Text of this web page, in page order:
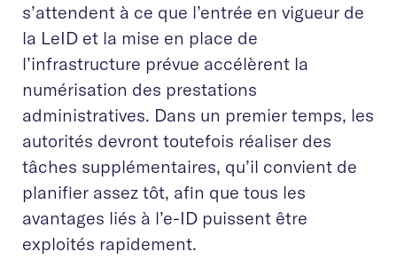
s’attendent à ce que l’entrée en vigueur de
la LeID et la mise en place de
l’infrastructure prévue accélèrent la
numérisation des prestations
administratives. Dans un premier temps, les
autorités devront toutefois réaliser des
tâches supplémentaires, qu’il convient de
planifier assez tôt, afin que tous les
avantages liés à l’e-ID puissent être
exploités rapidement.